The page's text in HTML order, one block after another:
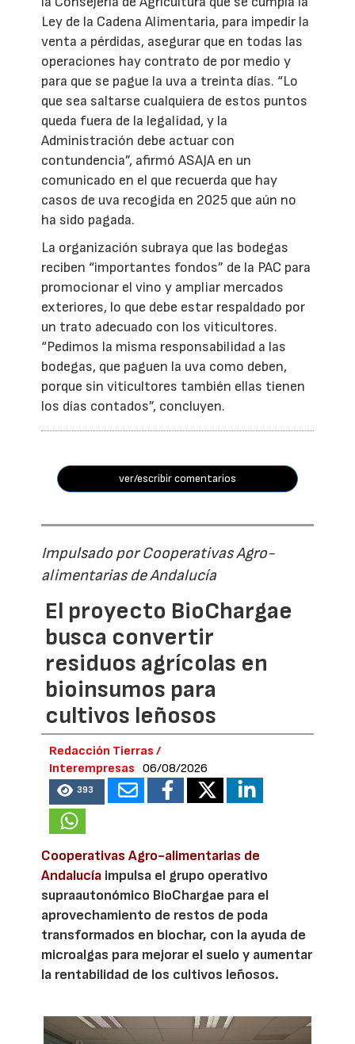
Ley de la Cadena Alimentaria, para impedir la
venta a pérdidas, asegurar que en todas las
operaciones hay contrato de por medio y
para que se pague la uva a treinta días. “Lo
que sea saltarse cualquiera de estos puntos
queda fuera de la legalidad, y la
Administración debe actuar con
contundencia”, afirmó ASAJA en un
comunicado en el que recuerda que hay
casos de uva recogida en 2025 que aún no
ha sido pagada.
La organización subraya que las bodegas
reciben “importantes fondos” de la PAC para
promocionar el vino y ampliar mercados
exteriores, lo que debe estar respaldado por
un trato adecuado con los viticultores.
“Pedimos la misma responsabilidad a las
bodegas, que paguen la uva como deben,
porque sin viticultores también ellas tienen
los días contados”, concluyen.
ver/escribir comentarios
Impulsado por Cooperativas Agro-
alimentarias de Andalucía
El proyecto BioChargae
busca convertir
residuos agrícolas en
bioinsumos para
cultivos leñosos
Redacción Tierras /
Interempresas
06/08/2026
393
Cooperativas Agro-alimentarias de
Andalucía impulsa el grupo operativo
supraautonómico BioChargae para el
aprovechamiento de restos de poda
transformados en biochar, con la ayuda de
microalgas para mejorar el suelo y aumentar
la rentabilidad de los cultivos leñosos.